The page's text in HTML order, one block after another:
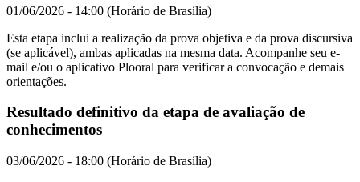
01/06/2026 - 14:00 (Horário de Brasília)
Esta etapa inclui a realização da prova objetiva e da prova discursiva
(se aplicável), ambas aplicadas na mesma data. Acompanhe seu e-
mail e/ou o aplicativo Plooral para verificar a convocação e demais
orientações.
Resultado definitivo da etapa de avaliação de
conhecimentos
03/06/2026 - 18:00 (Horário de Brasília)